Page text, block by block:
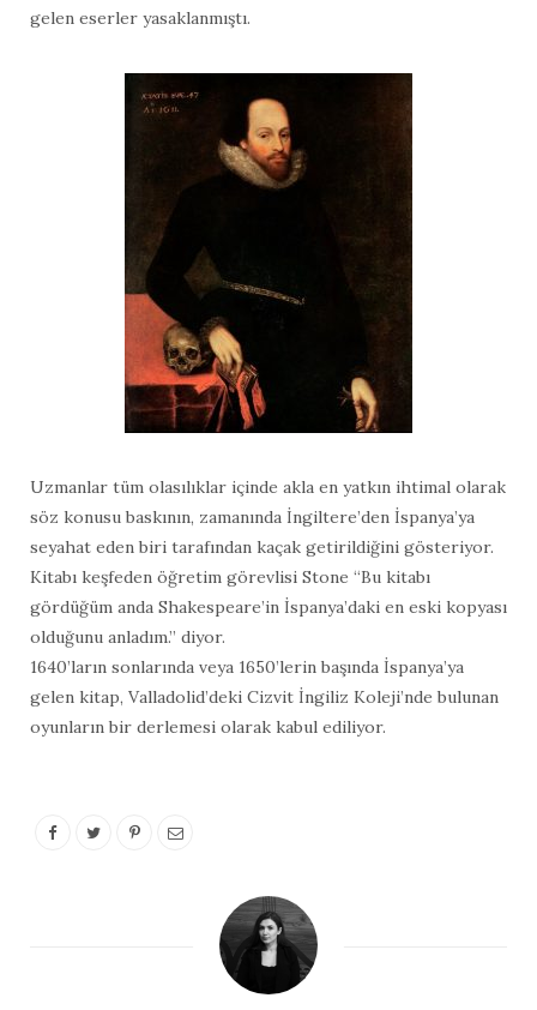
gelen eserler yasaklanmıştı.
Uzmanlar tüm olasılıklar içinde akla en yatkın ihtimal olarak
söz konusu baskının, zamanında İngiltere’den İspanya’ya
seyahat eden biri tarafından kaçak getirildiğini gösteriyor.
Kitabı keşfeden öğretim görevlisi Stone “Bu kitabı
gördüğüm anda Shakespeare’in İspanya’daki en eski kopyası
olduğunu anladım.” diyor.
1640’ların sonlarında veya 1650’lerin başında İspanya’ya
gelen kitap, Valladolid’deki Cizvit İngiliz Koleji’nde bulunan
oyunların bir derlemesi olarak kabul ediliyor.